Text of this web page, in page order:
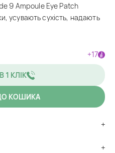
9 Ampoule Eye Patch
усувають сухість, надають
+17
1 КЛІК
КОШИКА